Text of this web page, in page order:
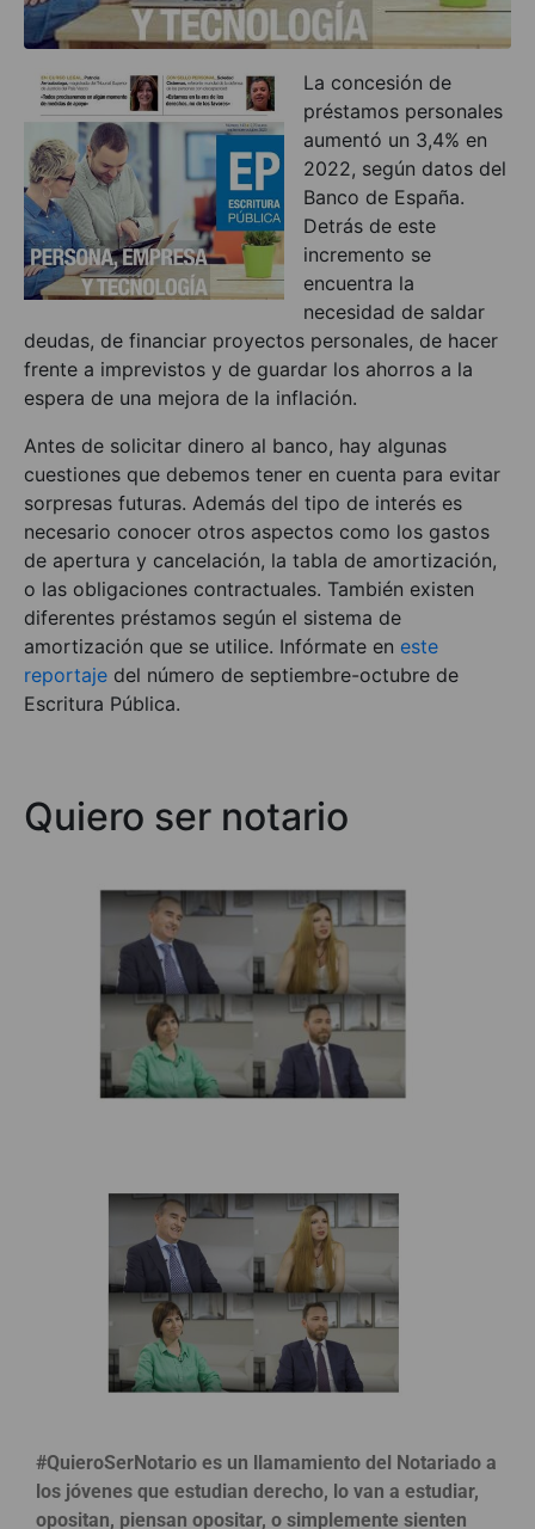
La concesión de
préstamos personales
aumentó un 3,4% en
2022, según datos del
Banco de España.
Detrás de este
incremento se
encuentra la
necesidad de saldar
deudas, de financiar proyectos personales, de hacer
frente a imprevistos y de guardar los ahorros a la
espera de una mejora de la inflación.
Antes de solicitar dinero al banco, hay algunas
cuestiones que debemos tener en cuenta para evitar
sorpresas futuras. Además del tipo de interés es
necesario conocer otros aspectos como los gastos
de apertura y cancelación, la tabla de amortización,
o las obligaciones contractuales. También existen
diferentes préstamos según el sistema de
amortización que se utilice. Infórmate en este
reportaje del número de septiembre-octubre de
Escritura Pública.
Quiero ser notario
#QuieroSerNotario es un llamamiento del Notariado a
los jóvenes que estudian derecho, lo van a estudiar,
opositan, piensan opositar, o simplemente sienten